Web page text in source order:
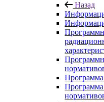
Назад